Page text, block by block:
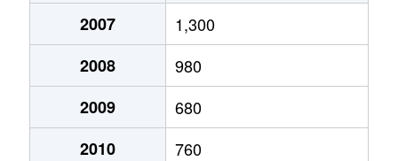
36万円 箱作
180万円 箱作
650万円 箱作
200万円 箱作
2007
1,300
2008
980
2009
680
2010
760